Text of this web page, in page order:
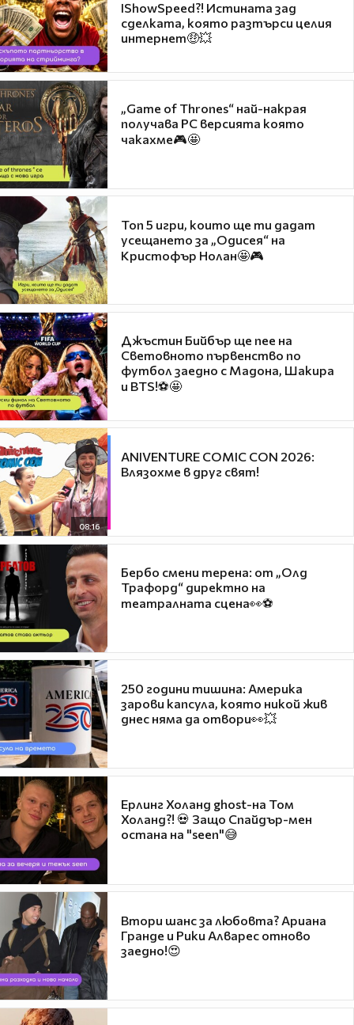
IShowSpeed?! Истината зад
сделката, която разтърси целия
интернет🤑💥
„Game of Thrones“ най-накрая
получава PC версията която
чакахме🎮🤩
Топ 5 игри, които ще ти дадат
усещането за „Одисея“ на
Кристофър Нолан🤩🎮
Джъстин Бийбър ще пее на
Световното първенство по
футбол заедно с Мадона, Шакира
и BTS!⚽🤩
08:16
ANIVENTURE COMIC CON 2026:
Влязохме в друг свят!
Бербо смени терена: от „Олд
Трафорд“ директно на
театралната сцена👀⚽
250 години тишина: Америка
зарови капсула, която никой жив
днес няма да отвори👀💥
Ерлинг Холанд ghost-на Том
Холанд?! 💀 Защо Спайдър-мен
остана на "seen"😅
Втори шанс за любовта? Ариана
Гранде и Рики Алварес отново
заедно!😍